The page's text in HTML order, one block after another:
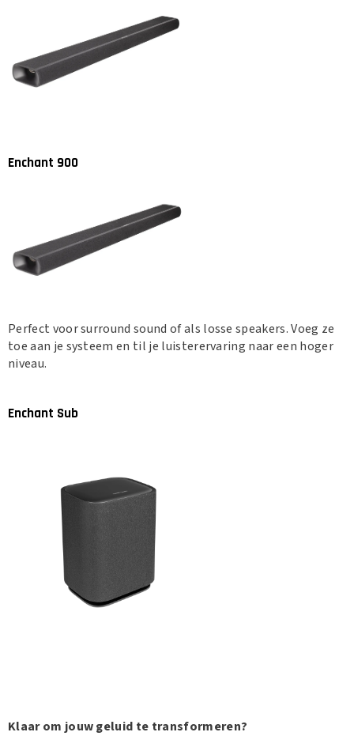
Enchant 900
Perfect voor surround sound of als losse speakers.Voeg ze
toe aan je systeem en til je luisterervaring naar een hoger
niveau.
Enchant Sub
Klaar om jouw geluid te transformeren?